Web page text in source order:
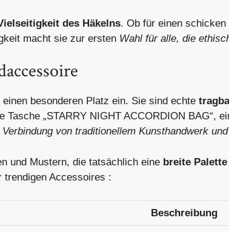
des Häkelns. Ob für einen
macht sie zur ersten Wahl für alle, die
besonderen Platz ein. Sie sind echte
„STARRY NIGHT ACCORDION BAG“,
von traditionellem Kunsthandwerk
und Mustern, die tatsächlich eine breite
trendigen Accessoires :
Beschreibung